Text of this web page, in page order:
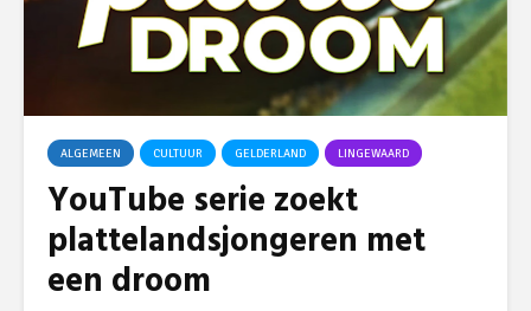
ALGEMEEN CULTUUR GELDERLAND LINGEWAARD
YouTube serie zoekt
plattelandsjongeren met
een droom